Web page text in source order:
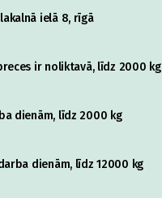
ielā 8, rīgā
ir noliktavā, līdz 2000 kg
dienām, līdz 2000 kg
dienām, līdz 12000 kg